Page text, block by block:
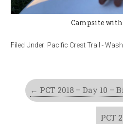
Campsite with
Filed Under: Pacific Crest Trail -
← PCT 2018 – Day 10 –
PCT